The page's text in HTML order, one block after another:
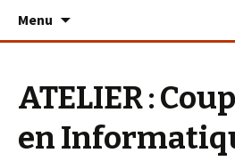
Le PLAN B – La
Menu
ATELIER :
en